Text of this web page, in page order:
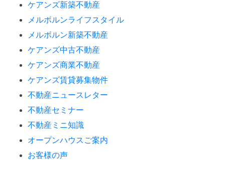
ケアンズ新築不動産
メルボルンライフスタイル
メルボルン新築不動産
ケアンズ中古不動産
ケアンズ商業不動産
ケアンズ賃貸募集物件
不動産ニュースレター
不動産セミナー
不動産ミニ知識
オープンハウスご案内
お客様の声